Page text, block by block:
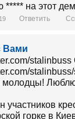
***** на этот
Ответить
Вами
stalinbuss Grate
молодцы!